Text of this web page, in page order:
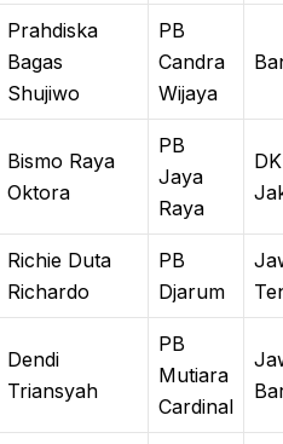
Prahdiska
Bagas
Shujiwo
PB
Candra
Wijaya
Bismo Raya
Oktora
PB
Jaya
Raya
Richie Duta
Richardo
PB
Djarum
Dendi
Triansyah
PB
Mutiara
Cardinal